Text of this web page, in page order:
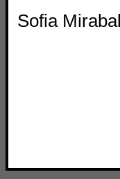
Sofia